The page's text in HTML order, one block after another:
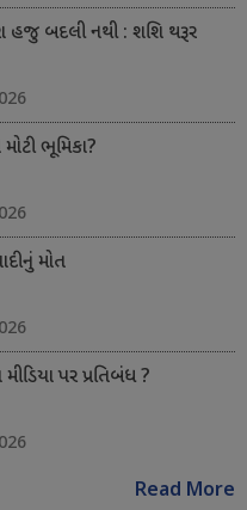
હજુ બદલી નથી : શશિ થરૂર
ભૂમિકા?
મોત
પર પ્રતિબંધ ?
Read More